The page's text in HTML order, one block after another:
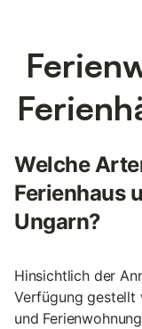
Welche
Ferienhaus
Ungarn?
Hinsichtlich der
Verfügung gestellt
und